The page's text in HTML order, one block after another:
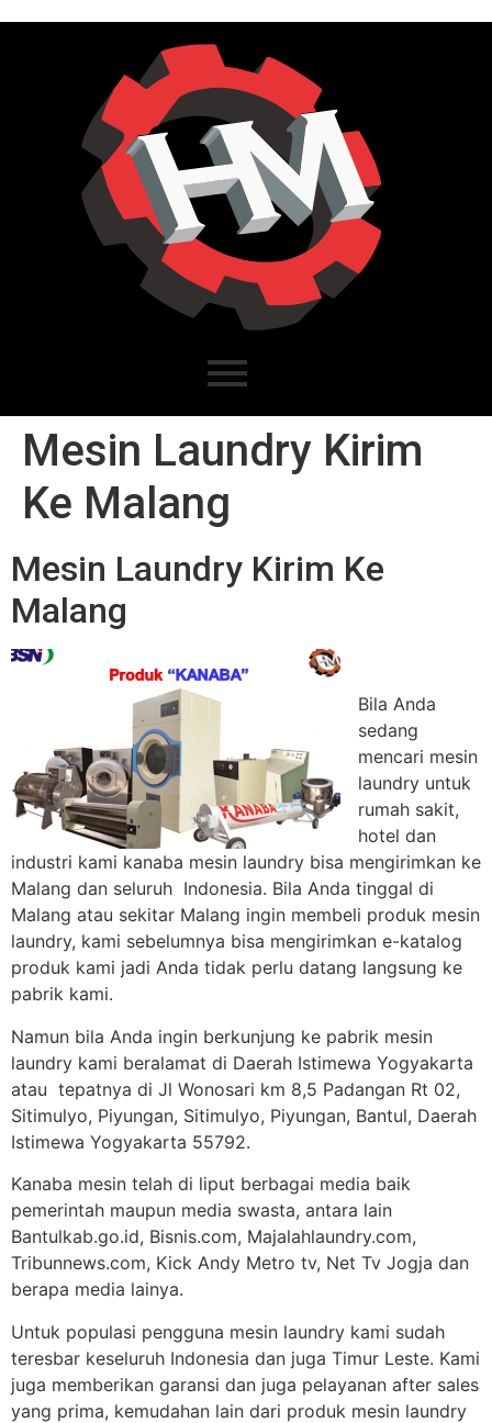
Mesin Laundry Kirim
Ke Malang
Mesin Laundry Kirim Ke
Malang
Bila Anda
sedang
mencari mesin
laundry untuk
rumah sakit,
hotel dan
industri kami kanaba mesin laundry bisa mengirimkan ke
Malang dan seluruh Indonesia. Bila Anda tinggal di
Malang atau sekitar Malang ingin membeli produk mesin
laundry, kami sebelumnya bisa mengirimkan e-katalog
produk kami jadi Anda tidak perlu datang langsung ke
pabrik kami.
Namun bila Anda ingin berkunjung ke pabrik mesin
laundry kami beralamat di Daerah Istimewa Yogyakarta
atau tepatnya di Jl Wonosari km 8,5 Padangan Rt 02,
Sitimulyo, Piyungan, Sitimulyo, Piyungan, Bantul, Daerah
Istimewa Yogyakarta 55792.
Kanaba mesin telah di liput berbagai media baik
pemerintah maupun media swasta, antara lain
Bantulkab.go.id, Bisnis.com, Majalahlaundry.com,
Tribunnews.com, Kick Andy Metro tv, Net Tv Jogja dan
berapa media lainya.
Untuk populasi pengguna mesin laundry kami sudah
teresbar keseluruh Indonesia dan juga Timur Leste. Kami
juga memberikan garansi dan juga pelayanan after sales
yang prima, kemudahan lain dari produk mesin laundry